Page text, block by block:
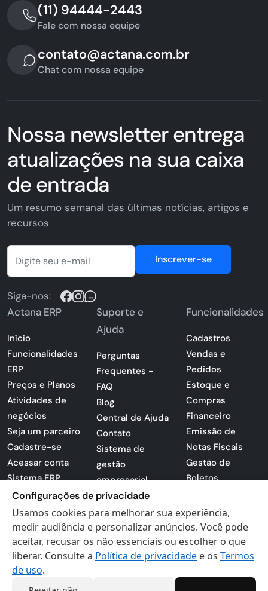
(11) 94444-2443
Fale com nossa equipe
contato@actana.com.br
Chat com nossa equipe
Nossa newsletter entrega
atualizações na sua caixa
de entrada
Um resumo semanal das últimas notícias, artigos e
recursos
Inscrever-se
Siga-nos:
Actana ERP
Início
Funcionalidades
ERP
Preços e Planos
Atividades de
negócios
Seja um parceiro
Cadastre-se
Acessar conta
Sistema ERP
Apresentação
PDF
Loja -
Certificados
Digitais
Suporte e
Ajuda
Perguntas
Frequentes -
FAQ
Blog
Central de Ajuda
Contato
Sistema de
gestão
empresarial
Sistema para
lojas
Preferências de
cookies
Politica de
Funcionalidades
Cadastros
Vendas e
Pedidos
Estoque e
Compras
Financeiro
Emissão de
Notas Fiscais
Gestão de
Boletos
Configurações de privacidade
Usamos cookies para melhorar sua experiência,
medir audiência e personalizar anúncios. Você pode
aceitar, recusar os não essenciais ou escolher o que
liberar. Consulte a Política de privacidade e os Termos
de uso.